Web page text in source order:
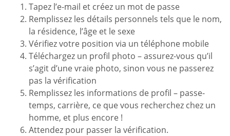
Tapez l’e-mail et créez un mot de passe
Remplissez les détails personnels tels que le nom,
la résidence, l’âge et le sexe
Vérifiez votre position via un téléphone mobile
Téléchargez un profil photo – assurez-vous qu’il
s’agit d’une vraie photo, sinon vous ne passerez
pas la vérification
Remplissez les informations de profil – passe-
temps, carrière, ce que vous recherchez chez un
homme, et plus encore !
Attendez pour passer la vérification.